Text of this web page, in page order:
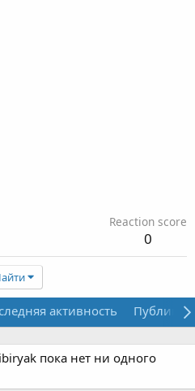
Reaction score
0
активность
пока нет ни одного